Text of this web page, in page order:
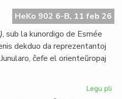
HeKo 902 6-B, 11 feb 26
, sub la kunordigo de Esmée
dekduo da reprezentantoj
ĉefe el orienteŭropaj
Legu pli